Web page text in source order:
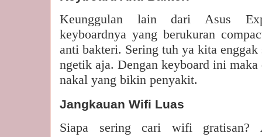
Keunggulan lain dari Asus
keyboardnya yang berukuran
anti bakteri. Sering tuh ya kita
ngetik aja. Dengan keyboard ini
nakal yang bikin penyakit.
Jangkauan Wifi Luas
Siapa sering cari wifi gratisan?